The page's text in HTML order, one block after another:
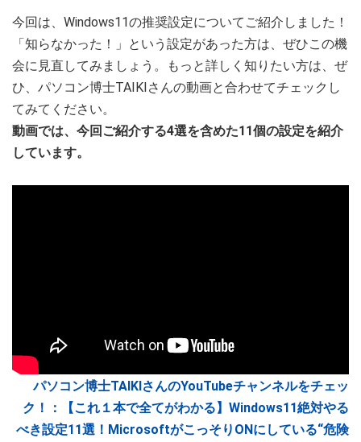
今回は、Windows11の推奨設定についてご紹介しました！
「知らなかった！」という設定があった方は、ぜひこの機
会に見直してみましょう。もっと詳しく知りたい方は、ぜ
ひ、パソコン博士TAIKIさんの動画と合わせてチェックし
てみてください。
動画では、今回ご紹介する4選を含めた11個の設定を紹介
しています。
パソコン博士TAIKIさんのYouTubeチャンネルをチェッ
ク！：【これ１本で全てがわかる】Windows11絶対やる
べき設定11選！MicrosoftがこっそりONにしている“危険